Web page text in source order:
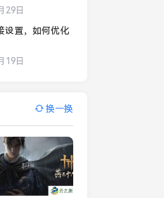
29日
设置，如何优化
19日
换一换